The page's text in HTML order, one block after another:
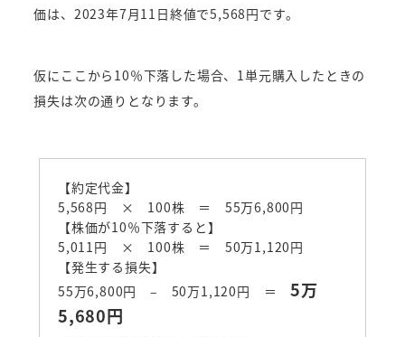
価は、2023年7月11日終値で5,568円です。
仮にここから10％下落した場合、1単元購入したときの
損失は次の通りとなります。
【約定代金】
5,568円 × 100株 ＝ 55万6,800円
【株価が10％下落すると】
5,011円 × 100株 ＝ 50万1,120円
【発生する損失】
55万6,800円 – 50万1,120円 ＝5万
5,680円